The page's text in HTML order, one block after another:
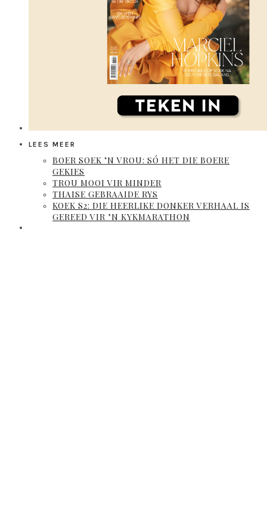
LEES MEER
BOER SOEK ‘N VROU: SÓ HET DIE BOERE
GEKIES
TROU MOOI VIR MINDER
THAISE GEBRAAIDE RYS
KOEK S2: DIE HEERLIKE DONKER VERHAAL IS
GEREED VIR ’N KYKMARATHON